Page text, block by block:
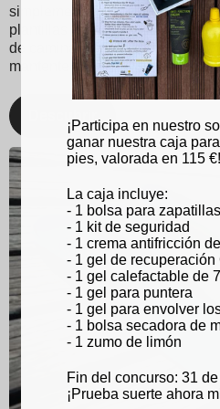
simplemente buscas un mejor
plantillas Sidas para disfrutar
de caminata optimizada. ¡Con
mantente en la cima de tu
¡Participa en nuestro
ganar nuestra caja
pies, valorada en 115 €!
La caja incluye:
- 1 bolsa para
- 1 kit de seguridad
- 1 crema antifricción
- 1 gel de recuperación
- 1 gel calefactable de
- 1 gel para puntera
- 1 gel para envolver
- 1 bolsa secadora de
- 1 zumo de limón
Fin del concurso: 31
¡Prueba suerte ahora